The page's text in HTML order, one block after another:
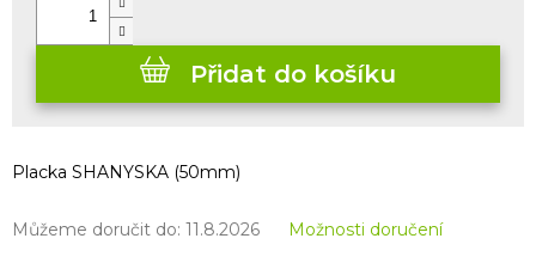
Můžeme doručit do: 11.8.2026 Možnosti doručení
Přidat do košíku
Placka SHANYSKA (50mm)